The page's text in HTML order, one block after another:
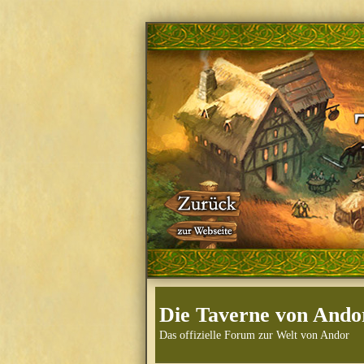
Die Taverne von
Das offizielle Forum zur Welt von Andor